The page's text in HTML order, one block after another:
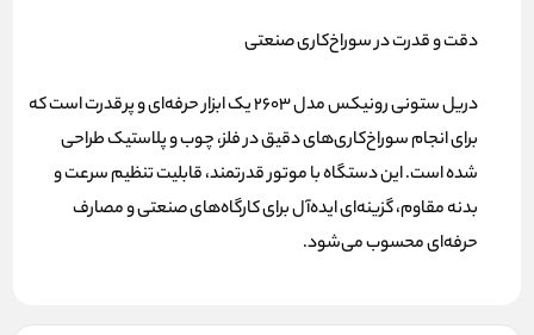
دقت و قدرت در سوراخ‌کاری صنعتی
دریل ستونی رونیکس مدل 2603 یک ابزار حرفه‌ای و پرقدرت است که
برای انجام سوراخ‌کاری‌های دقیق در فلز، چوب و پلاستیک طراحی
شده است. این دستگاه با موتور قدرتمند، قابلیت تنظیم سرعت و
بدنه مقاوم، گزینه‌ای ایده‌آل برای کارگاه‌های صنعتی و مصارف
حرفه‌ای محسوب می‌شود.